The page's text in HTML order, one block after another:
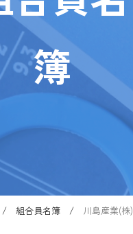
簿
組合員名簿 川島産業(株)